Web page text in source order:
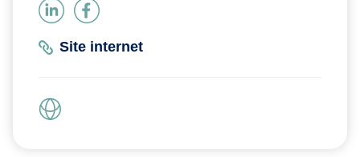
Site internet